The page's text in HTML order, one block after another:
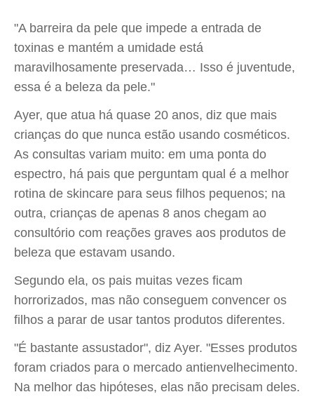
"A barreira da pele que impede a entrada de
toxinas e mantém a umidade está
maravilhosamente preservada… Isso é juventude,
essa é a beleza da pele."
Ayer, que atua há quase 20 anos, diz que mais
crianças do que nunca estão usando cosméticos.
As consultas variam muito: em uma ponta do
espectro, há pais que perguntam qual é a melhor
rotina de skincare para seus filhos pequenos; na
outra, crianças de apenas 8 anos chegam ao
consultório com reações graves aos produtos de
beleza que estavam usando.
Segundo ela, os pais muitas vezes ficam
horrorizados, mas não conseguem convencer os
filhos a parar de usar tantos produtos diferentes.
"É bastante assustador", diz Ayer. "Esses produtos
foram criados para o mercado antienvelhecimento.
Na melhor das hipóteses, elas não precisam deles.